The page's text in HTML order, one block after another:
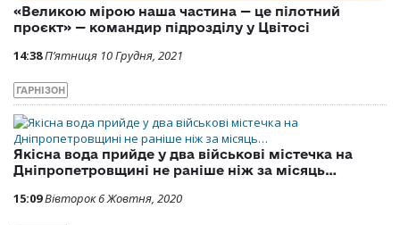
«Великою мірою наша частина — це пілотний
проєкт» — командир підрозділу у Цвітосі
14:38П’ятниця 10 Грудня, 2021
ГАРНІЗОН
Якісна вода прийде у два військові містечка на
Дніпропетровщині не раніше ніж за місяць…
15:09Вівторок 6 Жовтня, 2020